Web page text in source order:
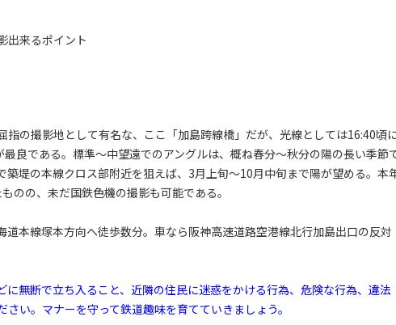
出来るポイント
指の撮影地として有名な、ここ「加島跨線橋」だが、光線としては16:40頃
良である。標準～中望遠でのアングルは、概ね春分～秋分の陽の長い季節
築堤の本線クロス部附近を狙えば、3月上旬～10月中旬まで陽が望める。本
のの、未だ国鉄色機の撮影も可能である。
道本線塚本方向へ徒歩数分。車なら阪神高速道路空港線北行加島出口の反対
に無断で立ち入ること、近隣の住民に迷惑をかける行為、危険な行為、違法
い。マナーを守って鉄道趣味を育てていきましょう。